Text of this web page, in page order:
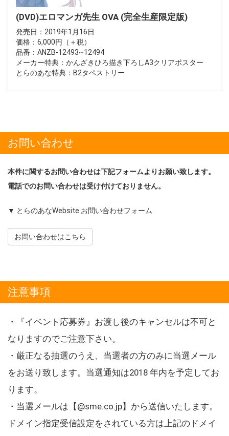
(DVD)エロマンガ先生 OVA (完全生産限定版)
発売日：2019年1月16日
価格：6,000円（＋税）
品番：ANZB-12493~12494
メーカー特典：かんざきひろ描き下ろしA3クリアポスター
とらのあな特典：B2タペストリー
お問い合わせ
本件に関するお問い合わせは下記フォームよりお願い致します。
電話でのお問い合わせは受け付けておりません。
▼ とらのあなWebsite お問い合わせフォーム
お問い合わせはこちら
注意事項
・『イベント応募券』お渡し後のキャンセルは不可と
なりますのでご注意下さい。
・厳正なる抽選のうえ、当選者の方のみに当選メール
をお送り致します。当選通知は2018 年内を予定してお
ります。
・当選メールは【@sme.co.jp】から送信いたします。
ドメイン指定受信設定をされている方は上記のドメイ